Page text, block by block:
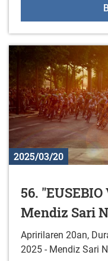
2025/03/20
56.
Mendiz Sari
Apririlaren 20an,
2025 - Mendiz Sari